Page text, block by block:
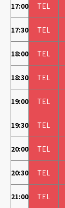
17:00 TEL
17:30 TEL
18:00 TEL
18:30 TEL
19:00 TEL
19:30 TEL
20:00 TEL
20:30 TEL
21:00 TEL